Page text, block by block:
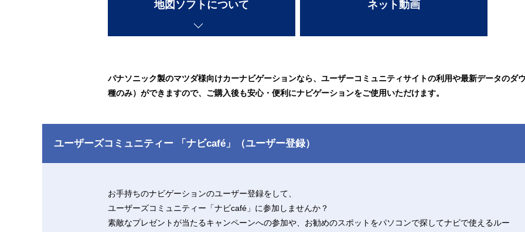
地図ソフトについて ネット動画
パナソニック製のマツダ様向けカーナビゲーションなら、ユーザーコミュニティサイトの利用や最新データのダ
種のみ）ができますので、ご購入後も安心・便利にナビゲーションをご使用いただけます。
ユーザーズコミュニティー 「ナビcafé」（ユーザー登録）
お手持ちのナビゲーションのユーザー登録をして、
ユーザーズコミュニティー「ナビcafé」に参加しませんか？
素敵なプレゼントが当たるキャンペーンへの参加や、お勧めのスポットをパソコンで探してナビで使えるルー